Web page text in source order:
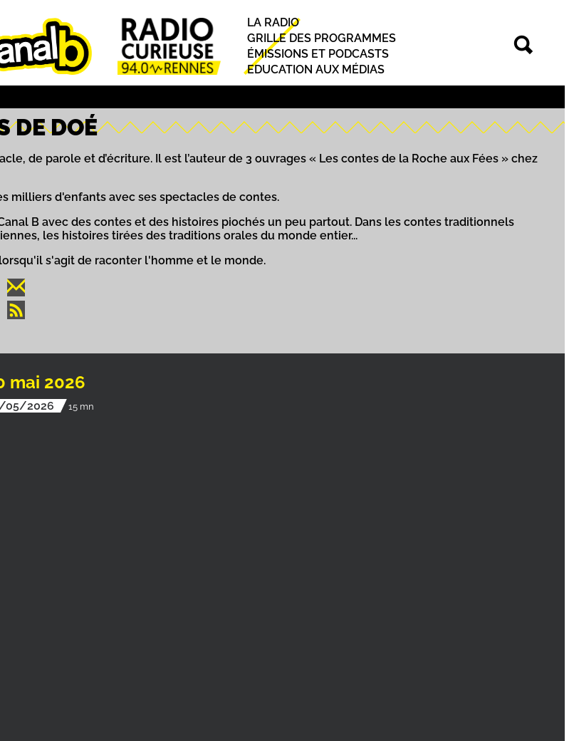
Principal
LA RADIO
GRILLE DES PROGRAMMES
ÉMISSIONS ET PODCASTS
EDUCATION AUX MÉDIAS
DE DOÉ
de parole et d’écriture. Il est l’auteur de 3 ouvrages « Les contes de la Roche aux Fées » chez
milliers d'enfants avec ses spectacles de contes.
B avec des contes et des histoires piochés un peu partout. Dans les contes traditionnels
les histoires tirées des traditions orales du monde entier...
s'agit de raconter l'homme et le monde.
mai 2026
05/2026 15 mn